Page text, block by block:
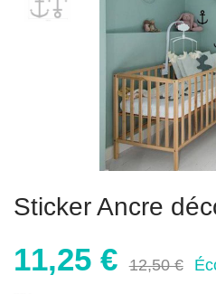
Sticker Ancre
11,25 € 12,50 €